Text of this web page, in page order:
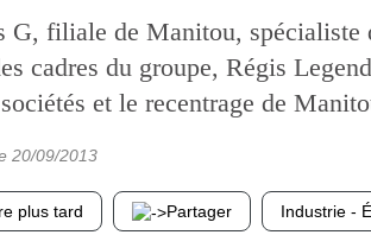
G, filiale de Manitou, spécialiste
cadres du groupe, Régis
et le recentrage de
20/09/2013
plus tard Partager Industrie -